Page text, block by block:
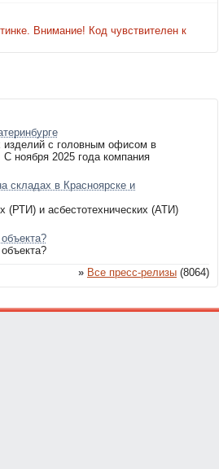
Внимание! Код чувствителен к
изделий с головным офисом в
ноября 2025 года компания
складах в Красноярске и
(РТИ) и асбестотехнических (АТИ)
» Все пресс-релизы (8064)